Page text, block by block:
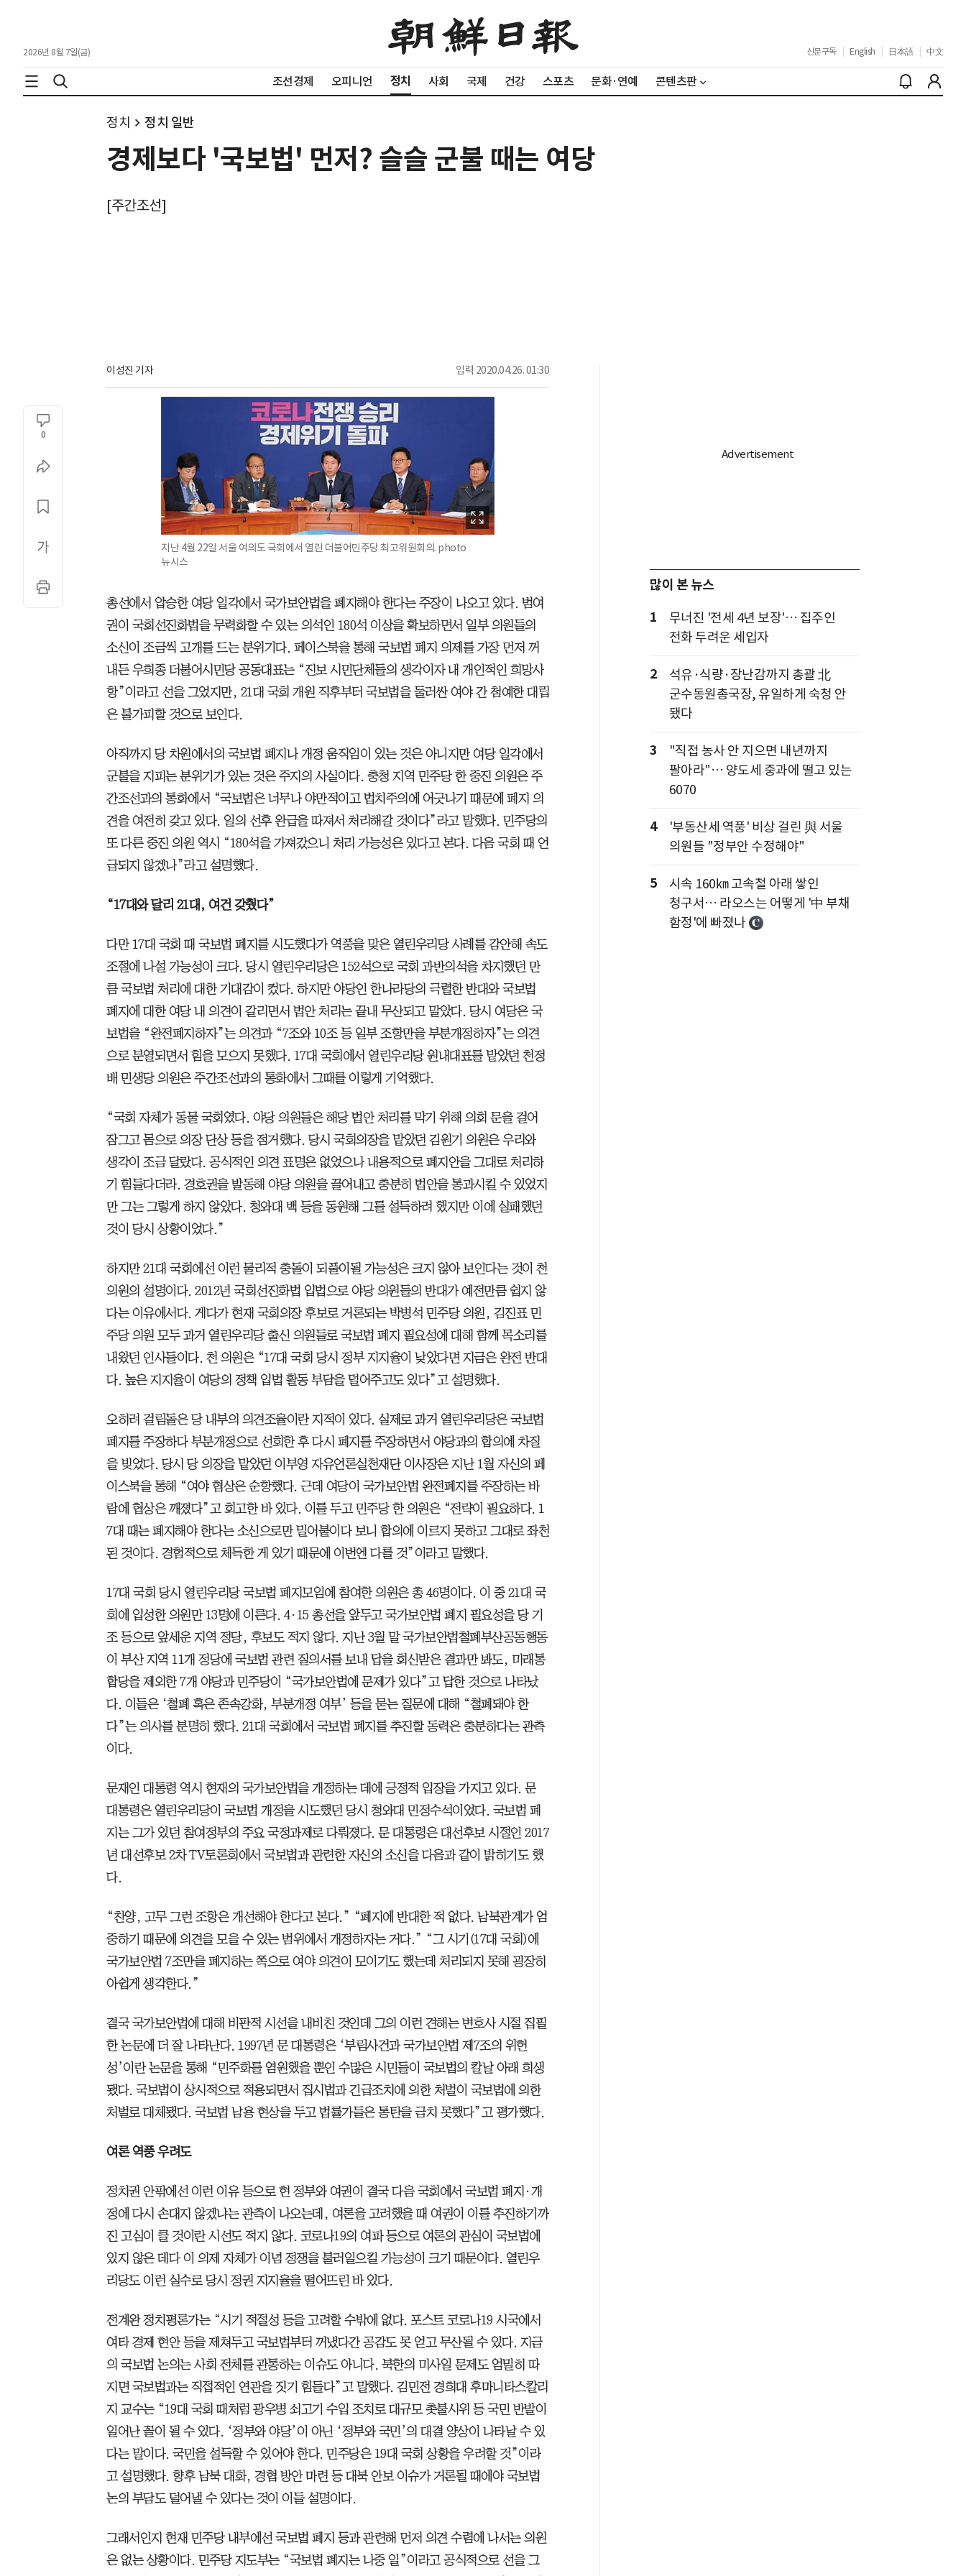
2026년 8월 7일(금) 신문구독 English 日本語 中文
조선경제 오피니언 정치 사회 국제 건강 스포츠 문화·연예 콘텐츠판
정치 정치 일반
경제보다 '국보법' 먼저? 슬슬 군불 때는 여당
[주간조선]
이성진 기자 입력 2020.04.26. 01:30
0
지난 4월 22일 서울 여의도 국회에서 열린 더불어민주당 최고위원회의. photo
뉴시스
총선에서 압승한 여당 일각에서 국가보안법을 폐지해야 한다는 주장이 나오고 있다. 범여
권이 국회선진화법을 무력화할 수 있는 의석인 180석 이상을 확보하면서 일부 의원들의
소신이 조금씩 고개를 드는 분위기다. 페이스북을 통해 국보법 폐지 의제를 가장 먼저 꺼
내든 우희종 더불어시민당 공동대표는 “진보 시민단체들의 생각이자 내 개인적인 희망사
항”이라고 선을 그었지만, 21대 국회 개원 직후부터 국보법을 둘러싼 여야 간 첨예한 대립
은 불가피할 것으로 보인다.
아직까지 당 차원에서의 국보법 폐지나 개정 움직임이 있는 것은 아니지만 여당 일각에서
군불을 지피는 분위기가 있는 것은 주지의 사실이다. 충청 지역 민주당 한 중진 의원은 주
간조선과의 통화에서 “국보법은 너무나 야만적이고 법치주의에 어긋나기 때문에 폐지 의
견을 여전히 갖고 있다. 일의 선후 완급을 따져서 처리해갈 것이다”라고 말했다. 민주당의
또 다른 중진 의원 역시 “180석을 가져갔으니 처리 가능성은 있다고 본다. 다음 국회 때 언
급되지 않겠나”라고 설명했다.
“17대와 달리 21대, 여건 갖췄다”
다만 17대 국회 때 국보법 폐지를 시도했다가 역풍을 맞은 열린우리당 사례를 감안해 속도
조절에 나설 가능성이 크다. 당시 열린우리당은 152석으로 국회 과반의석을 차지했던 만
큼 국보법 처리에 대한 기대감이 컸다. 하지만 야당인 한나라당의 극렬한 반대와 국보법
폐지에 대한 여당 내 의견이 갈리면서 법안 처리는 끝내 무산되고 말았다. 당시 여당은 국
보법을 “완전폐지하자”는 의견과 “7조와 10조 등 일부 조항만을 부분개정하자”는 의견
으로 분열되면서 힘을 모으지 못했다. 17대 국회에서 열린우리당 원내대표를 맡았던 천정
배 민생당 의원은 주간조선과의 통화에서 그때를 이렇게 기억했다.
“국회 자체가 동물 국회였다. 야당 의원들은 해당 법안 처리를 막기 위해 의회 문을 걸어
잠그고 몸으로 의장 단상 등을 점거했다. 당시 국회의장을 맡았던 김원기 의원은 우리와
생각이 조금 달랐다. 공식적인 의견 표명은 없었으나 내용적으로 폐지안을 그대로 처리하
기 힘들다더라. 경호권을 발동해 야당 의원을 끌어내고 충분히 법안을 통과시킬 수 있었지
만 그는 그렇게 하지 않았다. 청와대 백 등을 동원해 그를 설득하려 했지만 이에 실패했던
것이 당시 상황이었다.”
하지만 21대 국회에선 이런 물리적 충돌이 되풀이될 가능성은 크지 않아 보인다는 것이 천
의원의 설명이다. 2012년 국회선진화법 입법으로 야당 의원들의 반대가 예전만큼 쉽지 않
다는 이유에서다. 게다가 현재 국회의장 후보로 거론되는 박병석 민주당 의원, 김진표 민
주당 의원 모두 과거 열린우리당 출신 의원들로 국보법 폐지 필요성에 대해 함께 목소리를
내왔던 인사들이다. 천 의원은 “17대 국회 당시 정부 지지율이 낮았다면 지금은 완전 반대
다. 높은 지지율이 여당의 정책 입법 활동 부담을 덜어주고도 있다”고 설명했다.
오히려 걸림돌은 당 내부의 의견조율이란 지적이 있다. 실제로 과거 열린우리당은 국보법
폐지를 주장하다 부분개정으로 선회한 후 다시 폐지를 주장하면서 야당과의 합의에 차질
을 빚었다. 당시 당 의장을 맡았던 이부영 자유언론실천재단 이사장은 지난 1월 자신의 페
이스북을 통해 “여야 협상은 순항했다. 근데 여당이 국가보안법 완전폐지를 주장하는 바
람에 협상은 깨졌다”고 회고한 바 있다. 이를 두고 민주당 한 의원은 “전략이 필요하다. 1
7대 때는 폐지해야 한다는 소신으로만 밀어붙이다 보니 합의에 이르지 못하고 그대로 좌천
된 것이다. 경험적으로 체득한 게 있기 때문에 이번엔 다를 것”이라고 말했다.
17대 국회 당시 열린우리당 국보법 폐지모임에 참여한 의원은 총 46명이다. 이 중 21대 국
회에 입성한 의원만 13명에 이른다. 4·15 총선을 앞두고 국가보안법 폐지 필요성을 당 기
조 등으로 앞세운 지역 정당, 후보도 적지 않다. 지난 3월 말 국가보안법철폐부산공동행동
이 부산 지역 11개 정당에 국보법 관련 질의서를 보내 답을 회신받은 결과만 봐도, 미래통
합당을 제외한 7개 야당과 민주당이 “국가보안법에 문제가 있다”고 답한 것으로 나타났
다. 이들은 ‘철폐 혹은 존속강화, 부분개정 여부’ 등을 묻는 질문에 대해 “철폐돼야 한
다”는 의사를 분명히 했다. 21대 국회에서 국보법 폐지를 추진할 동력은 충분하다는 관측
이다.
문재인 대통령 역시 현재의 국가보안법을 개정하는 데에 긍정적 입장을 가지고 있다. 문
대통령은 열린우리당이 국보법 개정을 시도했던 당시 청와대 민정수석이었다. 국보법 폐
지는 그가 있던 참여정부의 주요 국정과제로 다뤄졌다. 문 대통령은 대선후보 시절인 2017
년 대선후보 2차 TV토론회에서 국보법과 관련한 자신의 소신을 다음과 같이 밝히기도 했
다.
“찬양, 고무 그런 조항은 개선해야 한다고 본다.” “폐지에 반대한 적 없다. 남북관계가 엄
중하기 때문에 의견을 모을 수 있는 범위에서 개정하자는 거다.” “그 시기(17대 국회)에
국가보안법 7조만을 폐지하는 쪽으로 여야 의견이 모이기도 했는데 처리되지 못해 굉장히
아쉽게 생각한다.”
결국 국가보안법에 대해 비판적 시선을 내비친 것인데 그의 이런 견해는 변호사 시절 집필
한 논문에 더 잘 나타난다. 1997년 문 대통령은 ‘부림사건과 국가보안법 제7조의 위헌
성’이란 논문을 통해 “민주화를 염원했을 뿐인 수많은 시민들이 국보법의 칼날 아래 희생
됐다. 국보법이 상시적으로 적용되면서 집시법과 긴급조치에 의한 처벌이 국보법에 의한
처벌로 대체됐다. 국보법 남용 현상을 두고 법률가들은 통탄을 금치 못했다”고 평가했다.
여론 역풍 우려도
정치권 안팎에선 이런 이유 등으로 현 정부와 여권이 결국 다음 국회에서 국보법 폐지·개
정에 다시 손대지 않겠냐는 관측이 나오는데, 여론을 고려했을 때 여권이 이를 추진하기까
진 고심이 클 것이란 시선도 적지 않다. 코로나19의 여파 등으로 여론의 관심이 국보법에
있지 않은 데다 이 의제 자체가 이념 정쟁을 불러일으킬 가능성이 크기 때문이다. 열린우
리당도 이런 실수로 당시 정권 지지율을 떨어뜨린 바 있다.
전계완 정치평론가는 “시기 적절성 등을 고려할 수밖에 없다. 포스트 코로나19 시국에서
여타 경제 현안 등을 제쳐두고 국보법부터 꺼냈다간 공감도 못 얻고 무산될 수 있다. 지금
의 국보법 논의는 사회 전체를 관통하는 이슈도 아니다. 북한의 미사일 문제도 엄밀히 따
지면 국보법과는 직접적인 연관을 짓기 힘들다”고 말했다. 김민전 경희대 후마니타스칼리
지 교수는 “19대 국회 때처럼 광우병 쇠고기 수입 조치로 대규모 촛불시위 등 국민 반발이
일어난 꼴이 될 수 있다. ‘정부와 야당’이 아닌 ‘정부와 국민’의 대결 양상이 나타날 수 있
다는 말이다. 국민을 설득할 수 있어야 한다. 민주당은 19대 국회 상황을 우려할 것”이라
고 설명했다. 향후 남북 대화, 경협 방안 마련 등 대북 안보 이슈가 거론될 때에야 국보법
논의 부담도 덜어낼 수 있다는 것이 이들 설명이다.
그래서인지 현재 민주당 내부에선 국보법 폐지 등과 관련해 먼저 의견 수렴에 나서는 의원
은 없는 상황이다. 민주당 지도부는 “국보법 폐지는 나중 일”이라고 공식적으로 선을 그
많이 본 뉴스
1
무너진 '전세 4년 보장'… 집주인
전화 두려운 세입자
2
석유·식량·장난감까지 총괄 北
군수동원총국장, 유일하게 숙청 안
됐다
3
"직접 농사 안 지으면 내년까지
팔아라"… 양도세 중과에 떨고 있는
6070
4
'부동산세 역풍' 비상 걸린 與 서울
의원들 "정부안 수정해야"
5
시속 160㎞ 고속철 아래 쌓인
청구서… 라오스는 어떻게 '中 부채
함정'에 빠졌나